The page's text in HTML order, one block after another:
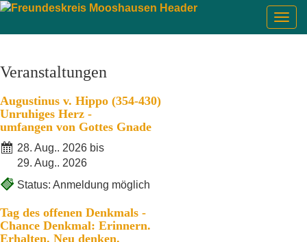
Veranstaltungen
Augustinus v. Hippo (354-430)
Unruhiges Herz -
umfangen von Gottes Gnade
28. Aug.. 2026 bis
29. Aug.. 2026
Status: Anmeldung möglich
Tag des offenen Denkmals -
Chance Denkmal: Erinnern.
Erhalten. Neu denken.